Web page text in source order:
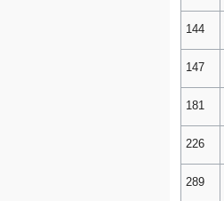
144
147
181
226
289